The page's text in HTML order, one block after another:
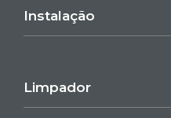
Instalação
Limpador